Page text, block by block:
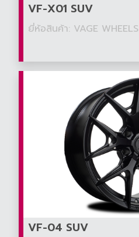
VF-X01 SUV
ยี่ห้อสินค้า: VAGE WHEELS
VF-04 SUV